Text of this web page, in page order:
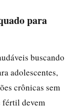
para
buscando
adolescentes,
crônicas sem
fértil devem